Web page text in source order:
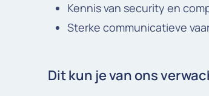
Kennis van security en
Sterke communicatieve
Dit kun je van ons